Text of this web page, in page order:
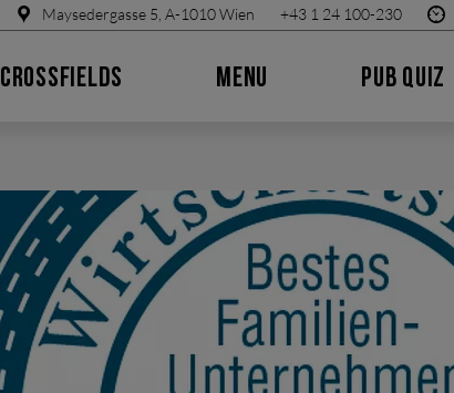
Maysedergasse 5, A-1010 Wien +43 1 24 100-230
CROSSFIELDS MENU PUB QUIZ